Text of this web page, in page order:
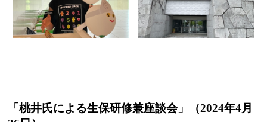
「桃井氏による生保研修兼座談会」（2024年4月